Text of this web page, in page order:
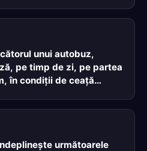
unui autobuz,
pe timp de zi, pe partea
în condiţii de ceaţă
următoarele